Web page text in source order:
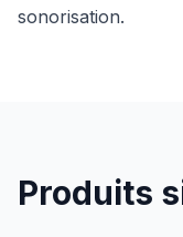
sonorisation.
Produits